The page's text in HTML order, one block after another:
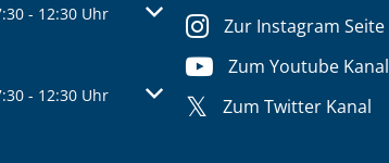
Öffnungs- oder Schließzeiten auszublenden
- 12:30 Uhr Von 07:30 bis 12:30 Uhr
Öffnungs- oder Schließzeiten auszublenden
- 12:30 Uhr Von 07:30 bis 12:30 Uhr
Zur Instagram Seite
Zum Youtube Kanal
Zum Twitter Kanal